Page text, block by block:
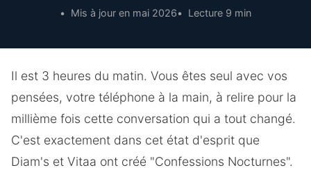
Mis à jour en mai 2026 Lecture 9 min
Il est 3 heures du matin. Vous êtes seul avec vos
pensées, votre téléphone à la main, à relire pour la
millième fois cette conversation qui a tout changé.
C'est exactement dans cet état d'esprit que
Diam's et Vitaa ont créé "Confessions Nocturnes".